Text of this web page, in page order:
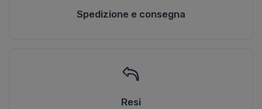
Spedizione e consegna
Resi